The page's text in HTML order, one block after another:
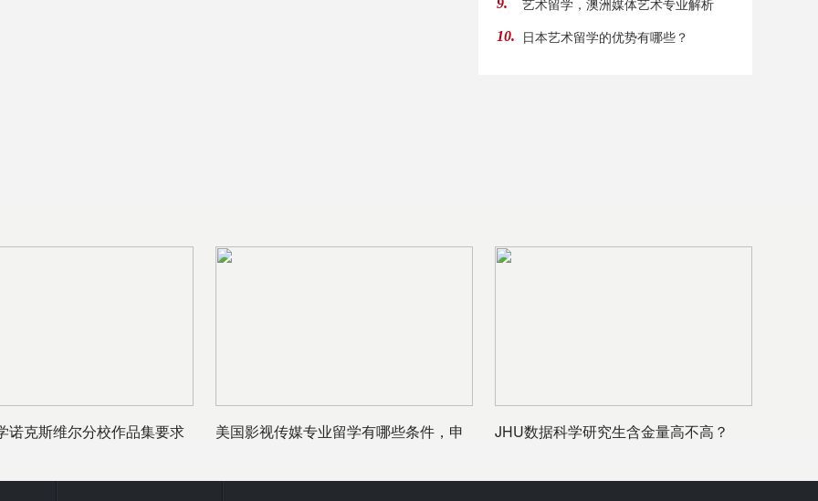
9. 艺术留学，澳洲媒体艺术专业解析
10. 日本艺术留学的优势有哪些？
诺克斯维尔分校作品集要求
美国影视传媒专业留学有哪些条件，申
JHU数据科学研究生含金量高不高？